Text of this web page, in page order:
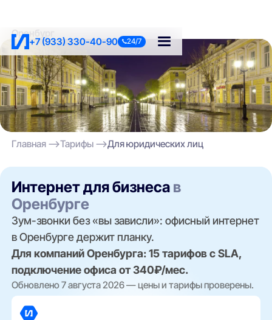
+7 (933) 330-40-90 24/7
Оренбург
Главная Тарифы Для юридических лиц
Интернет для бизнеса в
Оренбурге
Зум-звонки без «вы зависли»: офисный интернет
в Оренбурге держит планку.
Для компаний Оренбурга: 15 тарифов с SLA,
подключение офиса от 340₽/мес.
Обновлено 7 августа 2026 — цены и тарифы проверены.